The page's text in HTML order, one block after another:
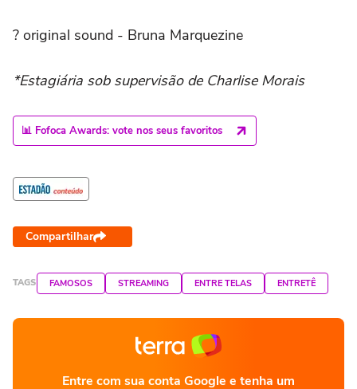
? original sound - Bruna Marquezine
*Estagiária sob supervisão de Charlise Morais
📊 Fofoca Awards: vote nos seus favoritos
Compartilhar
TAGS FAMOSOS STREAMING ENTRE TELAS ENTRETÊ
Entre com sua conta Google e tenha um